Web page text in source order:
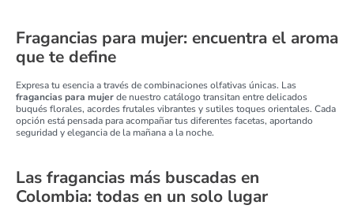
Fragancias para mujer: encuentra el aroma
que te define
Expresa tu esencia a través de combinaciones olfativas únicas. Las
fragancias para mujerde nuestro catálogo transitan entre delicados
buqués florales, acordes frutales vibrantes y sutiles toques orientales. Cada
opción está pensada para acompañar tus diferentes facetas, aportando
seguridad y elegancia de la mañana a la noche.
Las fragancias más buscadas en
Colombia: todas en un solo lugar